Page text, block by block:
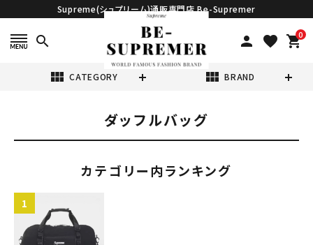
Supreme(シュプリーム)通販専門店 Be-Supremer
search person favorite 0
shopping_cart
view_module CATEGORY view_module BRAND
表示する商品はありません。
ダッフルバッグ
カテゴリー内ランキング